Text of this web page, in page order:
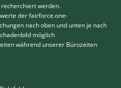
werden.
der fairforce.one-
nach oben und unten je nach
möglich
während unserer Bürozeiten